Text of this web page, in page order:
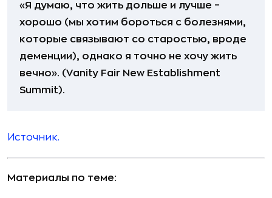
«Я думаю, что жить дольше и лучше –
хорошо (мы хотим бороться с болезнями,
которые связывают со старостью, вроде
деменции), однако я точно не хочу жить
вечно». (Vanity Fair New Establishment
Summit).
Источник.
Материалы по теме: